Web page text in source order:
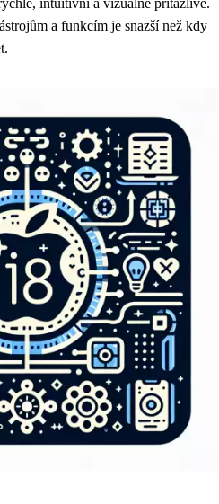
intuitivní a vizuálně přitažlivé.
a funkcím je snazší než kdy